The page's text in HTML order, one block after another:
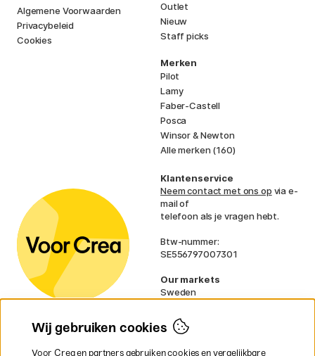
Algemene Voorwaarden
Privacybeleid
Cookies
Outlet
Nieuw
Staff picks
Merken
Pilot
Lamy
Faber-Castell
Posca
Winsor & Newton
Alle merken (160)
Klantenservice
Neem contact met ons op via e-
mail of
telefoon als je vragen hebt.
Btw-nummer:
SE556797007301
Our markets
Sweden
Denmark
Finland
Wij gebruiken cookies
Voor Crea en partners gebruiken cookies en vergelijkbare